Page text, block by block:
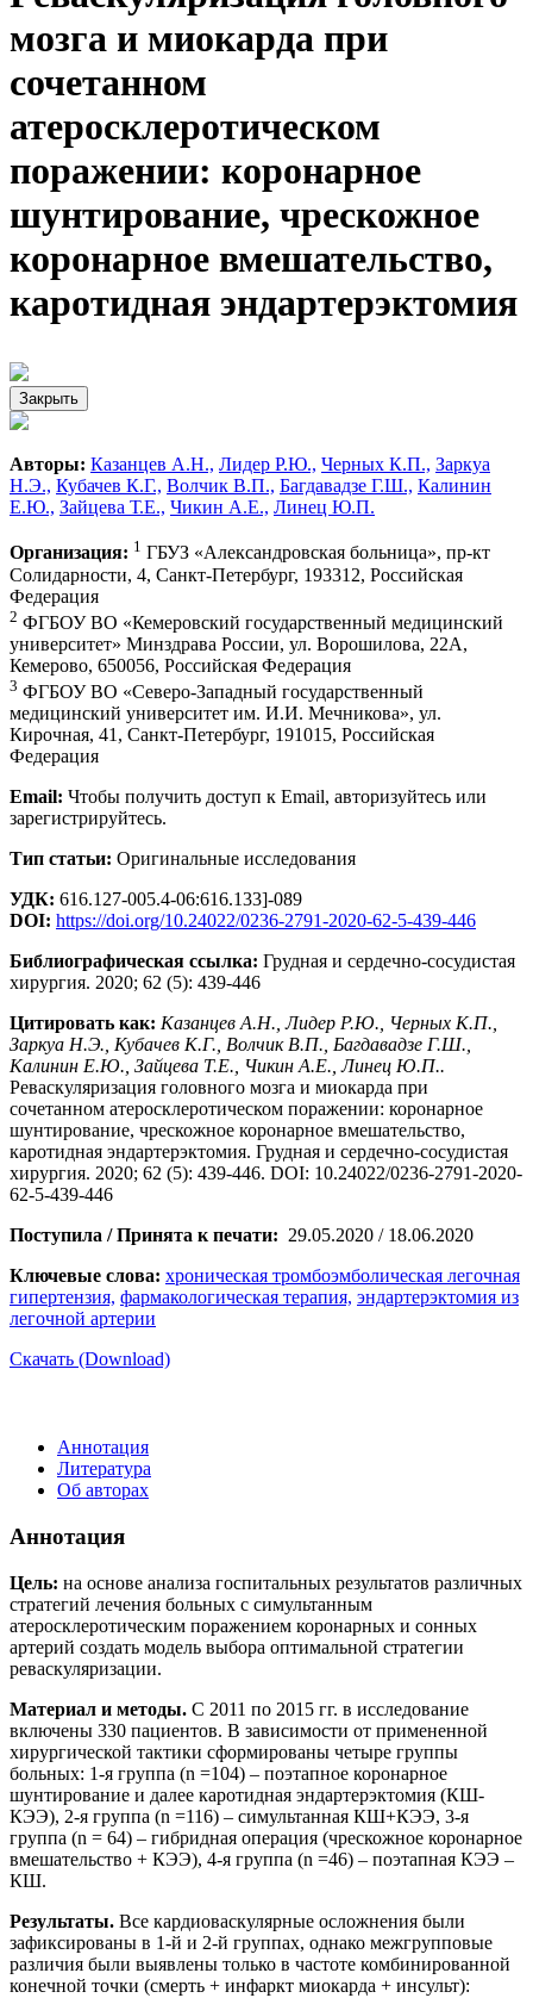
мозга и миокарда при
сочетанном
атеросклеротическом
поражении: коронарное
шунтирование, чрескожное
коронарное вмешательство,
каротидная эндартерэктомия
Закрыть
Авторы: Казанцев А.Н., Лидер Р.Ю., Черных К.П., Заркуа
Н.Э., Кубачев К.Г., Волчик В.П., Багдавадзе Г.Ш., Калинин
Е.Ю., Зайцева Т.Е., Чикин А.Е., Линец Ю.П.
Организация: 1 ГБУЗ «Александровская больница», пр-кт
Солидарности, 4, Санкт-Петербург, 193312, Российская
Федерация
2 ФГБОУ ВО «Кемеровский государственный медицинский
университет» Минздрава России, ул. Ворошилова, 22А,
Кемерово, 650056, Российская Федерация
3 ФГБОУ ВО «Северо-Западный государственный
медицинский университет им. И.И. Мечникова», ул.
Кирочная, 41, Санкт-Петербург, 191015, Российская
Федерация
Email: Чтобы получить доступ к Email, авторизуйтесь или
зарегистрируйтесь.
Тип статьи: Оригинальные исследования
УДК: 616.127-005.4-06:616.133]-089
DOI: https://doi.org/10.24022/0236-2791-2020-62-5-439-446
Библиографическая ссылка: Грудная и сердечно-сосудистая
хирургия. 2020; 62 (5): 439-446
Цитировать как: Казанцев А.Н., Лидер Р.Ю., Черных К.П.,
Заркуа Н.Э., Кубачев К.Г., Волчик В.П., Багдавадзе Г.Ш.,
Калинин Е.Ю., Зайцева Т.Е., Чикин А.Е., Линец Ю.П..
Реваскуляризация головного мозга и миокарда при
сочетанном атеросклеротическом поражении: коронарное
шунтирование, чрескожное коронарное вмешательство,
каротидная эндартерэктомия. Грудная и сердечно-сосудистая
хирургия. 2020; 62 (5): 439-446. DOI: 10.24022/0236-2791-2020-
62-5-439-446
Поступила / Принята к печати: 29.05.2020 / 18.06.2020
Ключевые слова: хроническая тромбоэмболическая легочная
гипертензия, фармакологическая терапия, эндартерэктомия из
легочной артерии
Скачать (Download)
Аннотация
Литература
Об авторах
Аннотация
Цель: на основе анализа госпитальных результатов различных
стратегий лечения больных с симультанным
атеросклеротическим поражением коронарных и сонных
артерий создать модель выбора оптимальной стратегии
реваскуляризации.
Материал и методы. С 2011 по 2015 гг. в исследование
включены 330 пациентов. В зависимости от примененной
хирургической тактики сформированы четыре группы
больных: 1-я группа (n =104) – поэтапное коронарное
шунтирование и далее каротидная эндартерэктомия (КШ-
КЭЭ), 2-я группа (n =116) – симультанная КШ+КЭЭ, 3-я
группа (n = 64) – гибридная операция (чрескожное коронарное
вмешательство + КЭЭ), 4-я группа (n =46) – поэтапная КЭЭ –
КШ.
Результаты. Все кардиоваскулярные осложнения были
зафиксированы в 1-й и 2-й группах, однако межгрупповые
различия были выявлены только в частоте комбинированной
конечной точки (смерть + инфаркт миокарда + инсульт):